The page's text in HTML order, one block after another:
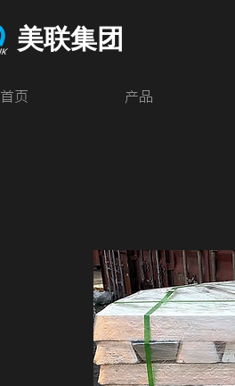
美联集团
首页 产品